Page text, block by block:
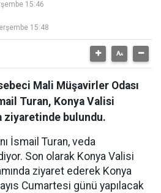
15:46
15:48
Mali Müşavirler Odası
Turan, Konya Valisi
ziyaretinde bulundu.
İsmail Turan, veda
Son olarak Konya Valisi
ziyaret ederek Konya
Cumartesi günü yapılacak